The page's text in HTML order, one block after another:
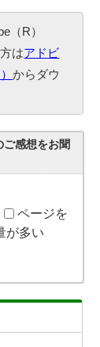
（R）
はアドビ
からダウ
ご感想をお聞
ページを
が多い